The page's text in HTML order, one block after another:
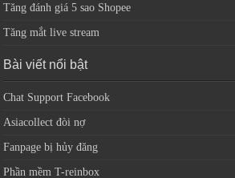
Tăng đánh giá 5 sao Shopee
Tăng mắt live stream
Bài viết nổi bật
Chat Support Facebook
Asiacollect đòi nợ
Fanpage bị hủy đăng
Phần mềm T-reinbox